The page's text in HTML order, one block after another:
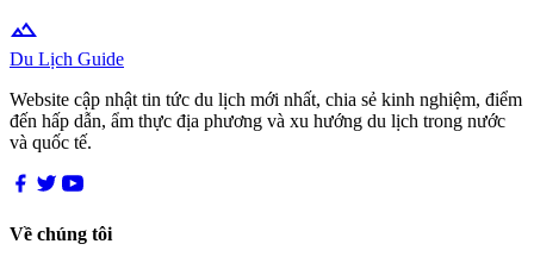
terrain
Du Lịch Guide
Website cập nhật tin tức du lịch mới nhất, chia sẻ kinh nghiệm, điểm
đến hấp dẫn, ẩm thực địa phương và xu hướng du lịch trong nước
và quốc tế.
Về chúng tôi